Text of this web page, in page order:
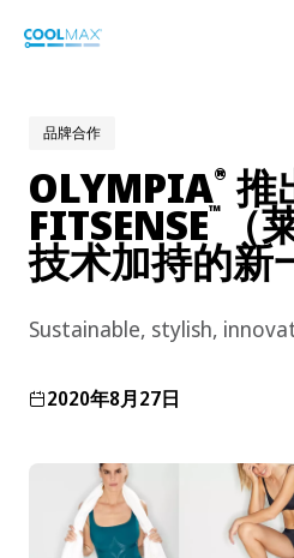
COOLMAX CloakFX 技术
COOLMAX EcoMade 技术
COOLMAX®ALL SEASON
COOLMAX®freshFX
COOLMAX PRO EcoMade
LYCRA ONE™
LYCRA ®
The LYCRA Company
品牌合作
OLYMPIA® 推
FITSENSE™ （
技术加持的新
Sustainable, stylish,
2020年8月27日